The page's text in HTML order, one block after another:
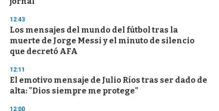
12:43
Los mensajes del mundo del fútbol tras la
muerte de Jorge Messi y el minuto de silencio
que decretó AFA
12:11
El emotivo mensaje de Julio Ríos tras ser dado de
alta: "Dios siempre me protege"
12:00